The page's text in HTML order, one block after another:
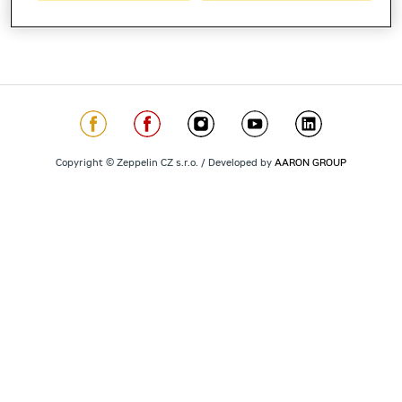
Copyright © Zeppelin CZ s.r.o. / Developed by AARON GROUP